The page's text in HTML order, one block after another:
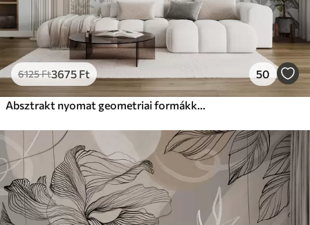
6125Ft3675 Ft 50